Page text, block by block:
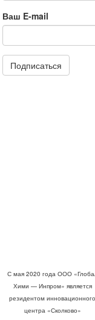
Ваш E-mail
Подписаться
С мая 2020 года ООО
Хими — Инпром» является
резидентом инновационного
центра «Сколково»